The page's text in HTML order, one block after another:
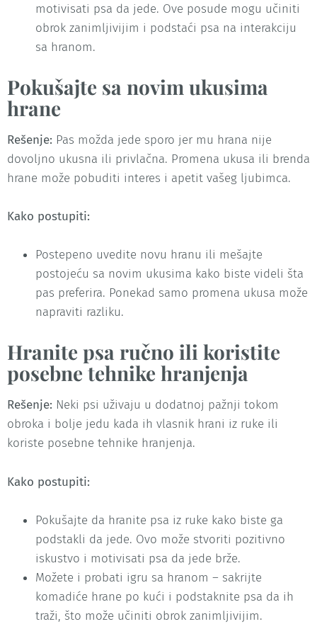
motivisati psa da jede. Ove posude mogu učiniti
obrok zanimljivijim i podstaći psa na interakciju
sa hranom.
Pokušajte sa novim ukusima
hrane
Rešenje: Pas možda jede sporo jer mu hrana nije
dovoljno ukusna ili privlačna. Promena ukusa ili brenda
hrane može pobuditi interes i apetit vašeg ljubimca.
Kako postupiti:
Postepeno uvedite novu hranu ili mešajte
postojeću sa novim ukusima kako biste videli šta
pas preferira. Ponekad samo promena ukusa može
napraviti razliku.
Hranite psa ručno ili koristite
posebne tehnike hranjenja
Rešenje: Neki psi uživaju u dodatnoj pažnji tokom
obroka i bolje jedu kada ih vlasnik hrani iz ruke ili
koriste posebne tehnike hranjenja.
Kako postupiti:
Pokušajte da hranite psa iz ruke kako biste ga
podstakli da jede. Ovo može stvoriti pozitivno
iskustvo i motivisati psa da jede brže.
Možete i probati igru sa hranom – sakrijte
komadiće hrane po kući i podstaknite psa da ih
traži, što može učiniti obrok zanimljivijim.